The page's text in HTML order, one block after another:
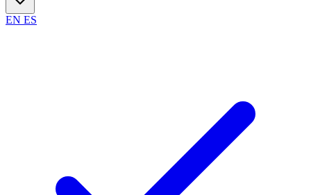
EN ES